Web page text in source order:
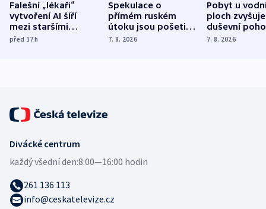
Falešní „lékaři“
vytvoření AI šíří
mezi staršími
Poláky nebezpečné
před 17h
Spekulace o
přímém ruském
útoku jsou pošetilé,
míní estonský
7. 8. 2026
Pobyt u
ploch zvyšuje
duševní
ukázala
7. 8. 2026
Divácké centrum
každý všední den:8:00—16:00 hodin
261 136 113
info@ceskatelevize.cz